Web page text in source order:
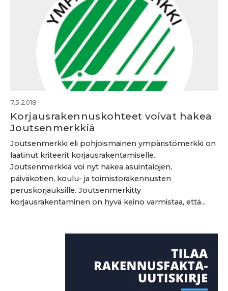
7.5.2018
Korjausrakennuskohteet voivat hakea
Joutsenmerkkiä
Joutsenmerkki eli pohjoismainen ympäristömerkki on
laatinut kriteerit korjausrakentamiselle.
Joutsenmerkkiä voi nyt hakea asuintalojen,
päiväkotien, koulu- ja toimistorakennusten
peruskorjauksille. Joutsenmerkitty
korjausrakentaminen on hyvä keino varmistaa, että...